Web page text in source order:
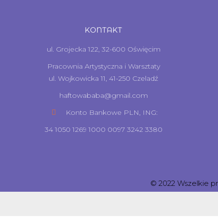
KONTAKT
ul. Grojecka 122, 32-600 Oświęcim
Pracownia Artystyczna i Warsztaty
ul. Wojkowicka 11, 41-250 Czeladź
haftowababa@gmail.com
Konto Bankowe PLN, ING:
34 1050 1269 1000 0097 3242 3380
© 2022 Wszelkie